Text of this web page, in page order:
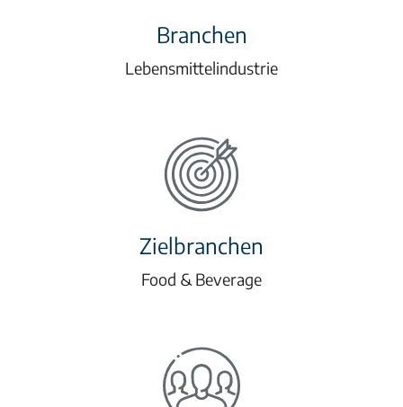
Branchen
Lebensmittelindustrie
Zielbranchen
Food & Beverage